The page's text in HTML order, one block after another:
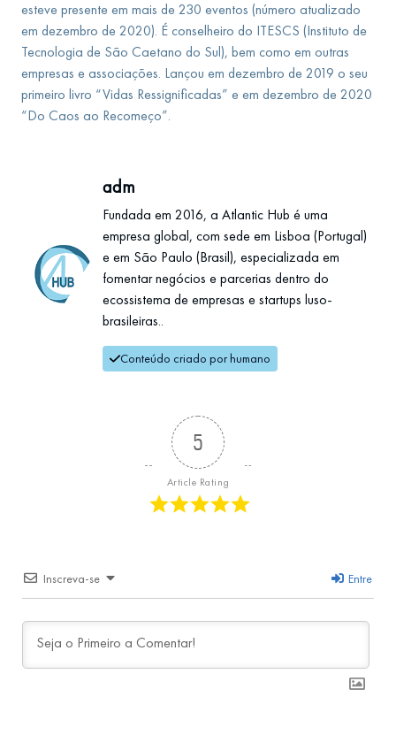
esteve presente em mais de 230 eventos (número atualizado
em dezembro de 2020). É conselheiro do ITESCS (Instituto de
Tecnologia de São Caetano do Sul), bem como em outras
empresas e associações. Lançou em dezembro de 2019 o seu
primeiro livro “Vidas Ressignificadas” e em dezembro de 2020
“Do Caos ao Recomeço”.
adm
Fundada em 2016, a Atlantic Hub é uma
empresa global, com sede em Lisboa (Portugal)
e em São Paulo (Brasil), especializada em
fomentar negócios e parcerias dentro do
ecossistema de empresas e startups luso-
brasileiras..
Conteúdo criado por humano
5
Article Rating
Inscreva-se Entre